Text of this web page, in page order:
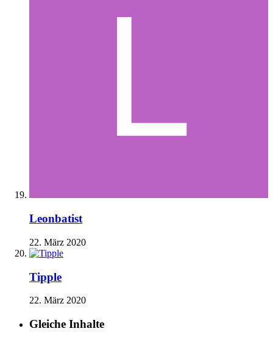
Leonbatist
22. März 2020
Tipple
22. März 2020
Gleiche Inhalte